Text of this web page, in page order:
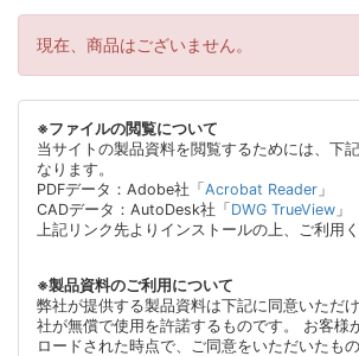
現在、商品はございません。
※ファイルの閲覧について
当サイトの製品資料を閲覧するためには、下
なります。
PDFデータ：Adobe社「 Acrobat Reader 」
CADデータ：AutoDesk社「 DWG TrueView 」
上記リンク先よりインストールの上、ご利用く
※製品資料のご利用について
弊社が提供する製品資料は下記に同意いただ
社が無償で使用を許諾するものです。 お客様
ロードされた時点で、ご同意をいただいたも